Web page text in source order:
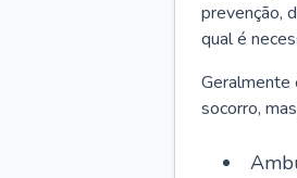
prevenção,
qual é
Geralmente
socorro,